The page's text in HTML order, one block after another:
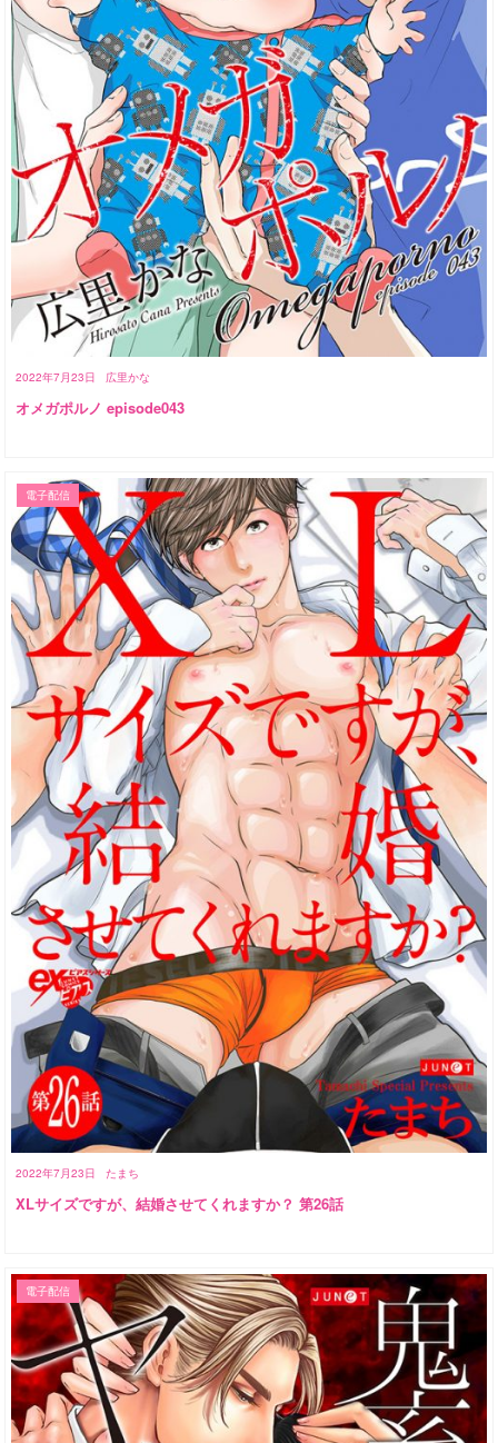
2022年7月23日 広里かな
オメガポルノ episode043
2022年7月23日 たまち
電子配信
XLサイズですが、結婚させてくれますか？ 第26話
電子配信